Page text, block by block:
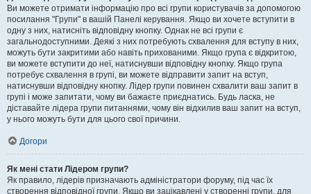
Ви можете отримати інформацію про всі групи користувачів за допомогою
посилання "Групи" в вашій Панелі керування. Якщо ви хочете вступити в
одну з них, натисніть відповідну кнопку. Однак не всі групи є
загальнодоступними. Деякі з них потребують схвалення для вступу в них,
можуть бути закритими або навіть прихованими. Якщо група є відкритою,
ви можете вступити до неї, натиснувши відповідну кнопку. Якщо група
потребує схвалення в групі, ви можете відправити запит на вступ,
натиснувши відповідну кнопку. Лідер групи повинен схвалити ваш запит в
групі і може запитати, чому ви бажаєте приєднатись. Будь ласка, не
діставайте лідера групи питаннями, чому він відхилив ваш запит на вступ,
у нього можуть бути для цього свої причини.
Догори
Як мені стати Лідером групи?
Як правило, лідерів призначають адміністратори форуму, під час їх
створення відповідної групи. Якщо ви зацікавлені у створенні групи, для